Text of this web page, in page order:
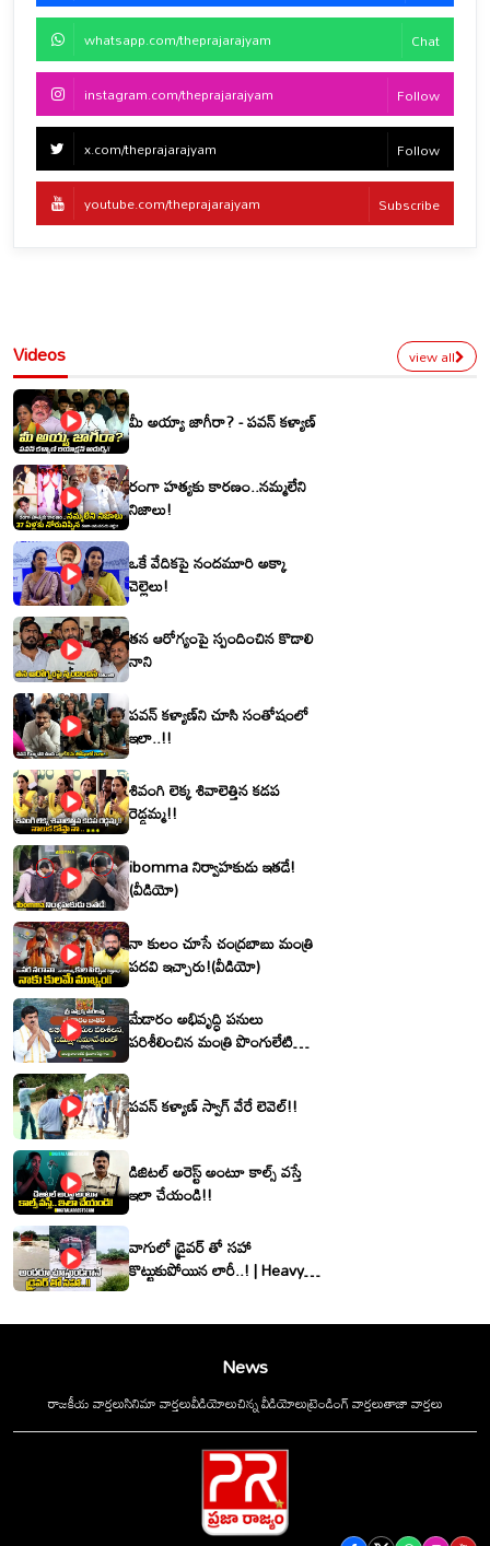
whatsapp.com/theprajarajyam Chat
instagram.com/theprajarajyam Follow
x.com/theprajarajyam Follow
youtube.com/theprajarajyam Subscribe
Videos view all
మీ అయ్యా జాగీరా? - పవన్ కళ్యాణ్
రంగా హత్యకు కారణం..నమ్మలేని
నిజాలు!
ఒకే వేదికపై నందమూరి అక్కా
చెల్లెలు!
తన ఆరోగ్యంపై స్పందించిన కొడాలి
నాని
పవన్ కళ్యాణ్‌ని చూసి సంతోషంలో
ఇలా..!!
శివంగి లెక్క శివాలెత్తిన కడప
రెడ్డమ్మ!!
ibomma నిర్వాహకుడు ఇతడే!
(వీడియో)
నా కులం చూసే చంద్రబాబు మంత్రి
పదవి ఇచ్చారు!(వీడియో)
మేడారం అభివృద్ధి పనులు
పరిశీలించిన మంత్రి పొంగులేటి
పవన్ కళ్యాణ్ స్వాగ్ వేరే లెవెల్!!
డిజిటల్ అరెస్ట్ అంటూ కాల్స్ వస్తే
ఇలా చేయండి!!
వాగులో డ్రైవర్ తో సహా
కొట్టుకుపోయిన లారీ..! | Heavy
News
రాజకీయ వార్తలుసినిమా వార్తలువీడియోలుచిన్న వీడియోలుట్రెండింగ్ వార్తలుతాజా వార్తలు